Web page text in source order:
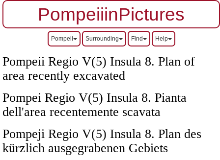
PompeiiinPictures
Pompeii Surrounding Find Help
Pompeii Regio V(5) Insula 8. Plan of
area recently excavated
Pompei Regio V(5) Insula 8. Pianta
dell'area recentemente scavata
Pompeji Regio V(5) Insula 8. Plan des
kürzlich ausgegrabenen Gebiets